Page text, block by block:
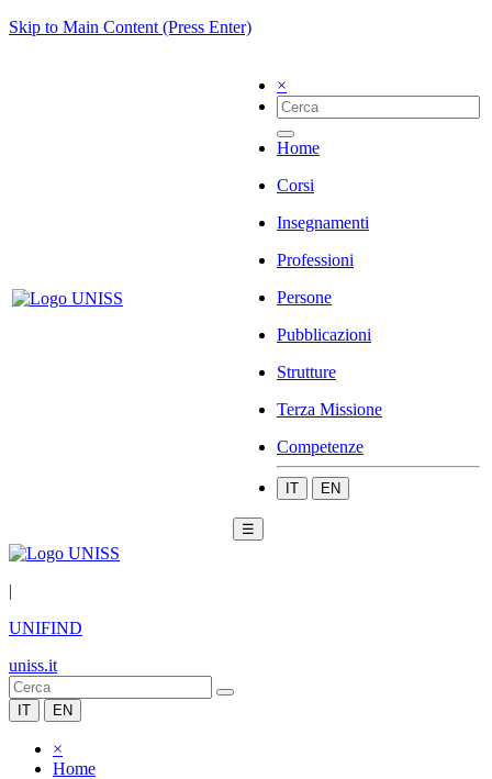
Skip to Main Content (Press Enter)
×
Home
Corsi
Insegnamenti
Professioni
Persone
Pubblicazioni
Strutture
Terza Missione
Competenze
IT EN
☰
|
UNIFIND
uniss.it
IT EN
×
Home